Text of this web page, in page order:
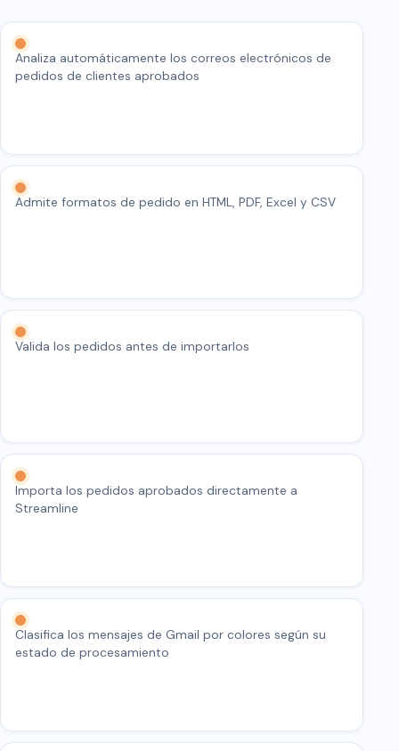
Analiza automáticamente los correos electrónicos de
pedidos de clientes aprobados
Admite formatos de pedido en HTML, PDF, Excel y CSV
Valida los pedidos antes de importarlos
Importa los pedidos aprobados directamente a
Streamline
Clasifica los mensajes de Gmail por colores según su
estado de procesamiento